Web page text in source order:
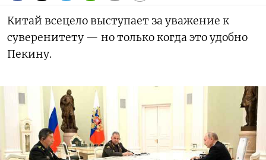
Китай всецело выступает за уважение к
суверенитету — но только когда это удобно
Пекину.